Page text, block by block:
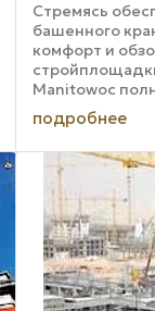
Стремясь
башенного
комфорт и
Manitowoc
переработали
крана. Новая
название Ultra
официально
специалистам ...
подробнее